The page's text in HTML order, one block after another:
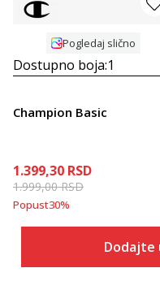
Pogledaj slično
Dostupno boja:1
Champion Basic
1.399,30 RSD
1.999,00RSD
Popust30%
Dodajte